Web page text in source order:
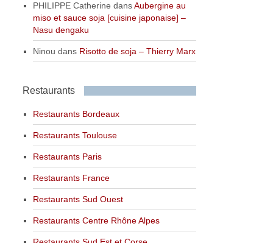
PHILIPPE Catherine dansAubergine au
miso et sauce soja [cuisine japonaise] –
Nasu dengaku
Ninou dans Risotto de soja – Thierry Marx
Restaurants
Restaurants Bordeaux
Restaurants Toulouse
Restaurants Paris
Restaurants France
Restaurants Sud Ouest
Restaurants Centre Rhône Alpes